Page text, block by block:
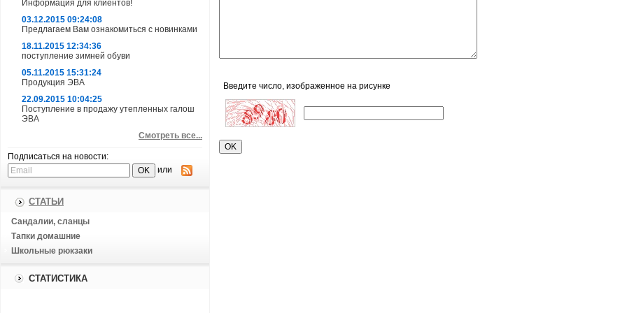
Информация для клиентов!
03.12.2015 09:24:08
Предлагаем Вам ознакомиться с новинками
18.11.2015 12:34:36
поступление зимней обуви
05.11.2015 15:31:24
Продукция ЭВА
22.09.2015 10:04:25
Поступление в продажу утепленных галош
ЭВА
Смотреть все...
Подписаться на новости:
или
СТАТЬИ
Сандалии, сланцы
Тапки домашние
Школьные рюкзаки
СТАТИСТИКА
Введите число, изображенное на рисунке